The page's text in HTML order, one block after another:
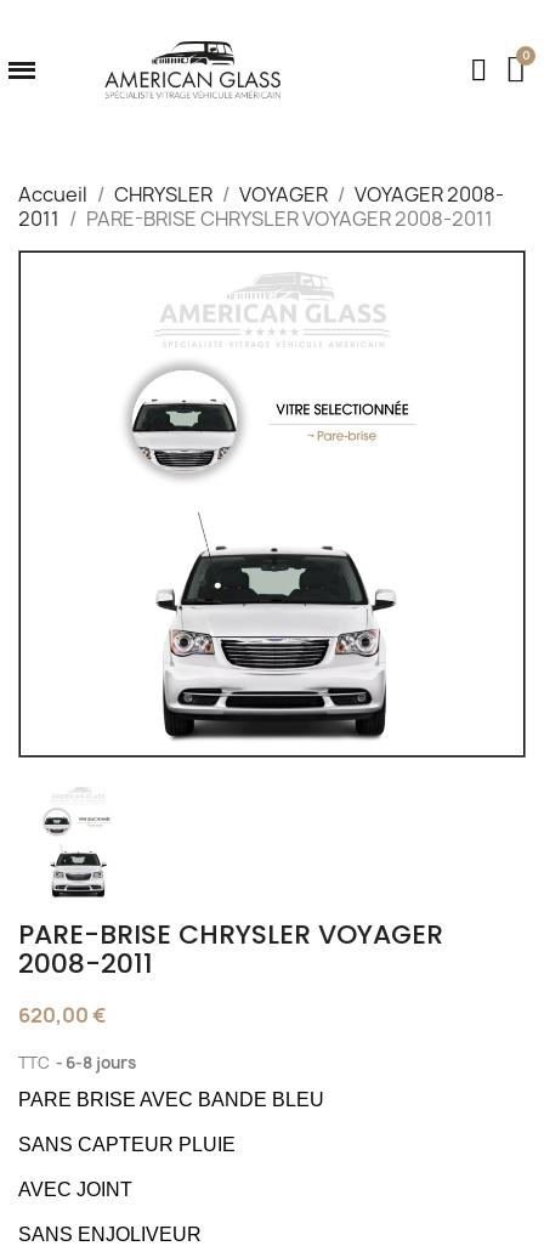
Accueil CHRYSLER VOYAGER
VOYAGER 2008-
2011
PARE-BRISE CHRYSLER VOYAGER 2008-2011
PARE-BRISE CHRYSLER VOYAGER
2008-2011
620,00 €
TTC 6-8 jours
PARE BRISE AVEC BANDE BLEU
SANS CAPTEUR PLUIE
AVEC JOINT
SANS ENJOLIVEUR